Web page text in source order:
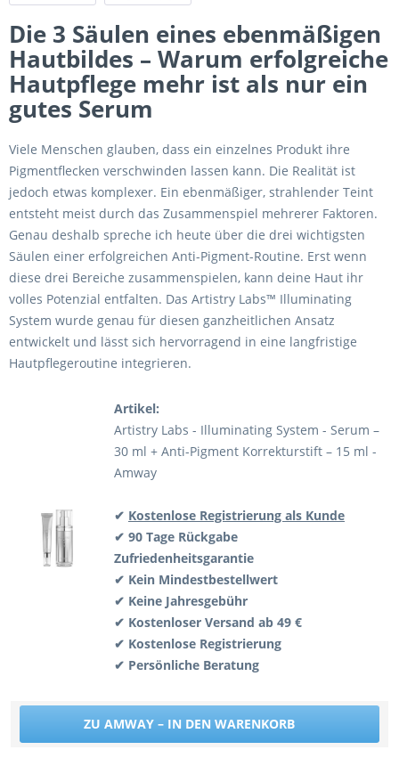
Die 3 Säulen eines ebenmäßigen
Hautbildes – Warum erfolgreiche
Hautpflege mehr ist als nur ein
gutes Serum
Viele Menschen glauben, dass ein einzelnes Produkt ihre
Pigmentflecken verschwinden lassen kann. Die Realität ist
jedoch etwas komplexer. Ein ebenmäßiger, strahlender Teint
entsteht meist durch das Zusammenspiel mehrerer Faktoren.
Genau deshalb spreche ich heute über die drei wichtigsten
Säulen einer erfolgreichen Anti-Pigment-Routine. Erst wenn
diese drei Bereiche zusammenspielen, kann deine Haut ihr
volles Potenzial entfalten. Das Artistry Labs™ Illuminating
System wurde genau für diesen ganzheitlichen Ansatz
entwickelt und lässt sich hervorragend in eine langfristige
Hautpflegeroutine integrieren.
Artikel:
Artistry Labs - Illuminating System - Serum –
30 ml + Anti-Pigment Korrekturstift – 15 ml -
Amway
✔ Kostenlose Registrierung als Kunde
✔ 90 Tage Rückgabe
Zufriedenheitsgarantie
✔ Kein Mindestbestellwert
✔ Keine Jahresgebühr
✔ Kostenloser Versand ab 49 €
✔ Kostenlose Registrierung
✔ Persönliche Beratung
ZU AMWAY – IN DEN WARENKORB